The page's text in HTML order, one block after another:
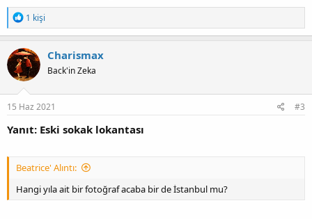
T
e
p
k
i
l
e
r
:
1 kişi
Charismax
Back'in Zeka
15 Haz 2021 #3
Yanıt: Eski sokak lokantası
Beatrice' Alıntı:
Hangi yıla ait bir fotoğraf acaba bir de İstanbul mu?